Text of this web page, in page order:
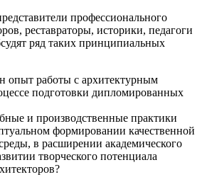
профессионального
реставраторы, историки, педагоги
ряд таких принципиальных
опыт работы с архитектурным
подготовки дипломированных
и производственные практики
формировании качественной
в расширении академического
творческого потенциала